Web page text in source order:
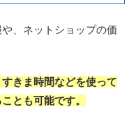
、ネットショップの価
きま時間などを使って
とも可能です。